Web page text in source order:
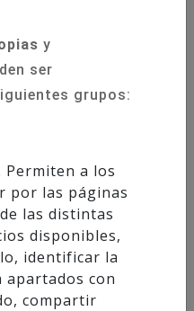
y
ser
grupos:
Permiten a los
por las páginas
las distintas
disponibles,
identificar la
apartados con
compartir